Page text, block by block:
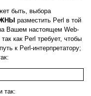
быть, выбора
разместить Perl в той
Вашем настоящем Web-
как Perl требует, чтобы
к Perl-интерпретатору;
так: